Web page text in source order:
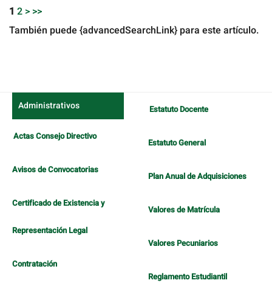
1 2 > >>
También puede {advancedSearchLink} para este artículo.
Administrativos
Actas Consejo Directivo
Avisos de Convocatorias
Certificado de Existencia y
Representación Legal
Contratación
Estatuto Docente
Estatuto General
Plan Anual de Adquisiciones
Valores de Matrícula
Valores Pecuniarios
Reglamento Estudiantil